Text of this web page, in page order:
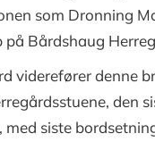
som Dronning
Bårdshaug
viderefører denne
den
siste